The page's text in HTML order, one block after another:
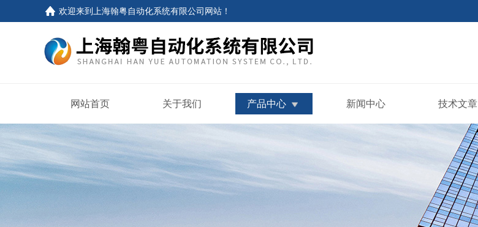
欢迎来到 上海翰粤自动化系统有限公司网站 ！
网站首页 关于我们 产品中心 新闻中心 技术文章